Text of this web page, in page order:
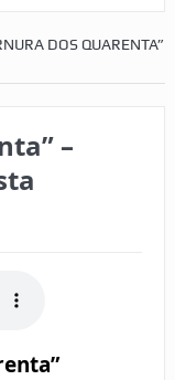
DOS QUARENTA”
–